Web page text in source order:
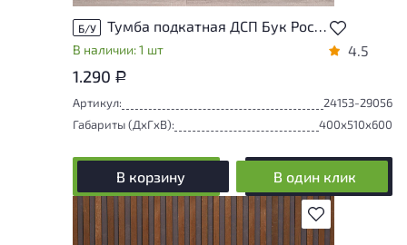
Б/У Тумба подкатная ДСП Бук Россия
В наличии: 1 шт 4.5
1.290 Р
Артикул:
24153-29056
Габариты (ДxГxВ):
400x510x600
В корзину В один клик
В избранное